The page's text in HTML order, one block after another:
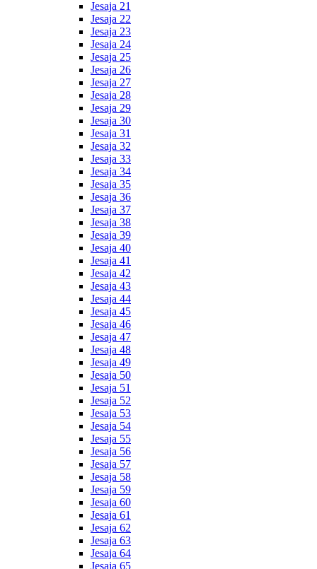
Jesaja 21
Jesaja 22
Jesaja 23
Jesaja 24
Jesaja 25
Jesaja 26
Jesaja 27
Jesaja 28
Jesaja 29
Jesaja 30
Jesaja 31
Jesaja 32
Jesaja 33
Jesaja 34
Jesaja 35
Jesaja 36
Jesaja 37
Jesaja 38
Jesaja 39
Jesaja 40
Jesaja 41
Jesaja 42
Jesaja 43
Jesaja 44
Jesaja 45
Jesaja 46
Jesaja 47
Jesaja 48
Jesaja 49
Jesaja 50
Jesaja 51
Jesaja 52
Jesaja 53
Jesaja 54
Jesaja 55
Jesaja 56
Jesaja 57
Jesaja 58
Jesaja 59
Jesaja 60
Jesaja 61
Jesaja 62
Jesaja 63
Jesaja 64
Jesaja 65